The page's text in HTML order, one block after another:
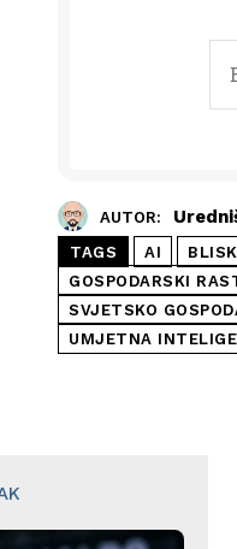
AUTOR:
TAGS AI
GOSPODARSKI
SVJETSKO
UMJETNA